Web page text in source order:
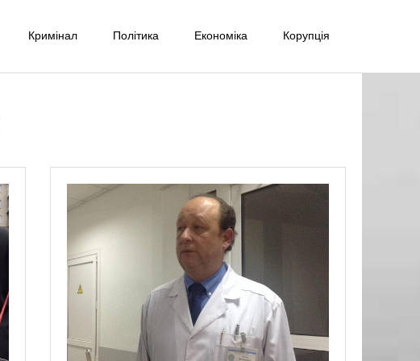
Кримінал Політика Економіка Корупція